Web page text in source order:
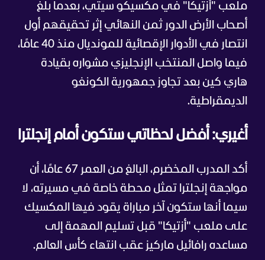
ملعب "أزتيكا" في مكسيكو سيتي، بعدما بلغ
أصحاب الأرض الدور ثمن النهائي إثر تحقيقهم أول
انتصار في الأدوار الإقصائية للمونديال منذ 40 عامًا،
فيما واصل المنتخب الإنجليزي مشواره بقيادة
هاري كين بعد تجاوز جمهورية الكونغو
الديمقراطية.
أغيري: أفضل لحظاتي ستكون أمام إنجلترا
أكد المدرب المخضرم، البالغ من العمر 67 عامًا، أن
مواجهة إنجلترا تمثل محطة خاصة في مسيرته، لا
سيما أنها ستكون آخر مباراة يقود فيها المكسيك
على ملعب "أزتيكا" قبل تسليم المهمة إلى
مساعده رافائيل ماركيز عقب انتهاء كأس العالم.